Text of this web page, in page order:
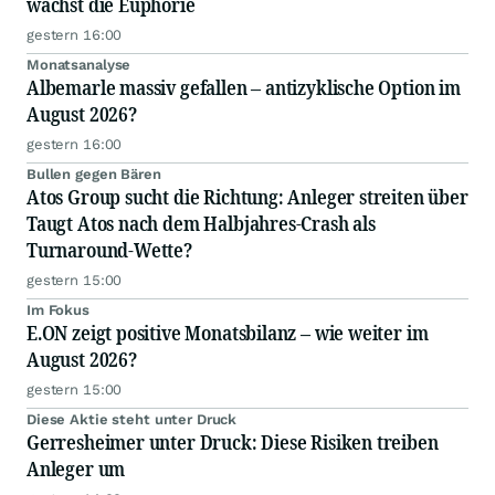
gestern 16:00
Monatsanalyse
Albemarle massiv gefallen – antizyklische Option im
August 2026?
gestern 16:00
Bullen gegen Bären
Atos Group sucht die Richtung: Anleger streiten über
Taugt Atos nach dem Halbjahres-Crash als
Turnaround-Wette?
gestern 15:00
Im Fokus
E.ON zeigt positive Monatsbilanz – wie weiter im
August 2026?
gestern 15:00
Diese Aktie steht unter Druck
Gerresheimer unter Druck: Diese Risiken treiben
Anleger um